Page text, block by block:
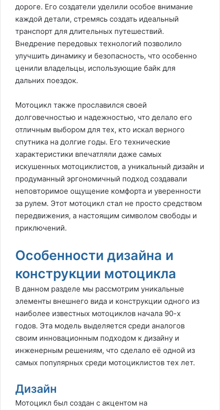
дороге. Его создатели уделили особое внимание
каждой детали, стремясь создать идеальный
транспорт для длительных путешествий.
Внедрение передовых технологий позволило
улучшить динамику и безопасность, что особенно
ценили владельцы, использующие байк для
дальних поездок.
Мотоцикл также прославился своей
долговечностью и надежностью, что делало его
отличным выбором для тех, кто искал верного
спутника на долгие годы. Его технические
характеристики впечатляли даже самых
искушенных мотоциклистов, а уникальный дизайн и
продуманный эргономичный подход создавали
неповторимое ощущение комфорта и уверенности
за рулем. Этот мотоцикл стал не просто средством
передвижения, а настоящим символом свободы и
приключений.
Особенности дизайна и
конструкции мотоцикла
В данном разделе мы рассмотрим уникальные
элементы внешнего вида и конструкции одного из
наиболее известных мотоциклов начала 90-х
годов. Эта модель выделяется среди аналогов
своим инновационным подходом к дизайну и
инженерным решениям, что сделало её одной из
самых популярных среди мотоциклистов тех лет.
Дизайн
Мотоцикл был создан с акцентом на